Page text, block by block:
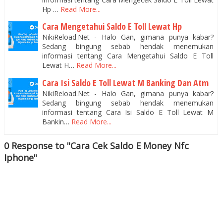
Hp … Read More...
Cara Mengetahui Saldo E Toll Lewat Hp
NikiReload.Net - Halo Gan, gimana punya kabar?
Sedang bingung sebab hendak menemukan
informasi tentang Cara Mengetahui Saldo E Toll
Lewat H… Read More...
Cara Isi Saldo E Toll Lewat M Banking Dan Atm
NikiReload.Net - Halo Gan, gimana punya kabar?
Sedang bingung sebab hendak menemukan
informasi tentang Cara Isi Saldo E Toll Lewat M
Bankin… Read More...
0 Response to "Cara Cek Saldo E Money Nfc
Iphone"